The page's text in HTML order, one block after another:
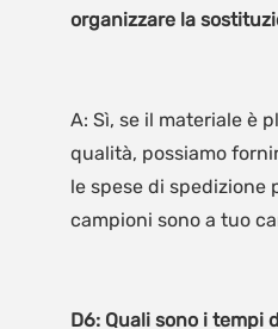
A: Sì, se il materiale è
qualità, possiamo
le spese di spedizione